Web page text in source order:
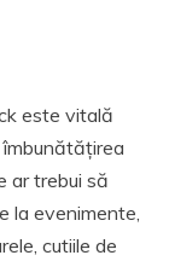
este vitală
ar trebui să
la evenimente,
cutiile de